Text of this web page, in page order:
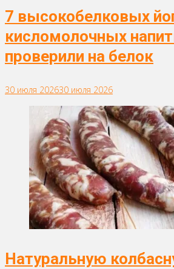
7 высокобелковых
кисломолочных
проверили на белок
30 июля 202630 июля 2026
Натуральную